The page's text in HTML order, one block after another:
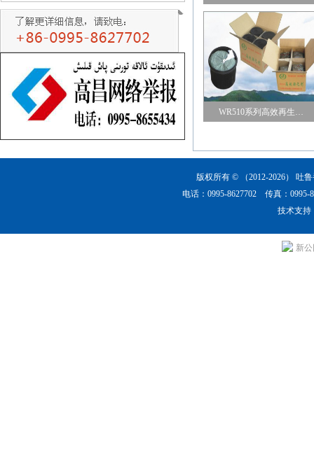
WR510系列高效再生…
版权所有 © （2012-2026）吐
电话：0995-8627702 传真：
技术支持
新公